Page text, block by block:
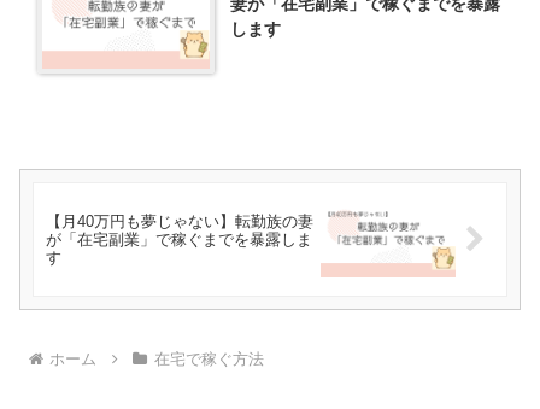
します
【月40万円も夢じゃない】転勤族の妻
が「在宅副業」で稼ぐまでを暴露しま
す
ホーム 在宅で稼ぐ方法